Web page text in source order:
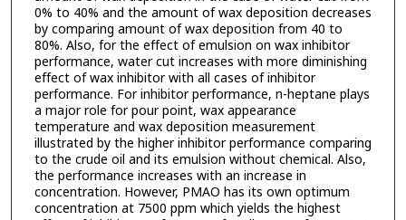
0% to 40% and the amount of wax deposition decreases
by comparing amount of wax deposition from 40 to
80%. Also, for the effect of emulsion on wax inhibitor
performance, water cut increases with more diminishing
effect of wax inhibitor with all cases of inhibitor
performance. For inhibitor performance, n-heptane plays
a major role for pour point, wax appearance
temperature and wax deposition measurement
illustrated by the higher inhibitor performance comparing
to the crude oil and its emulsion without chemical. Also,
the performance increases with an increase in
concentration. However, PMAO has its own optimum
concentration at 7500 ppm which yields the highest